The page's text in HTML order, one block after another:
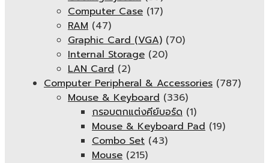
Computer Case (17)
RAM (47)
Graphic Card (VGA) (70)
Internal Storage (20)
LAN Card (2)
Computer Peripheral & Accessories (787)
Mouse & Keyboard (336)
กรอบตกแต่งคีย์บอร์ด (1)
Mouse & Keyboard Pad (19)
Combo Set (43)
Mouse (215)